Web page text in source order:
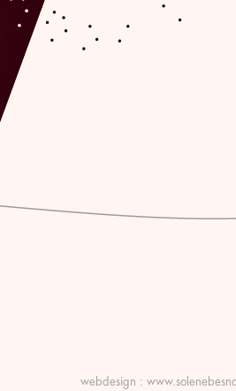
webdesign :